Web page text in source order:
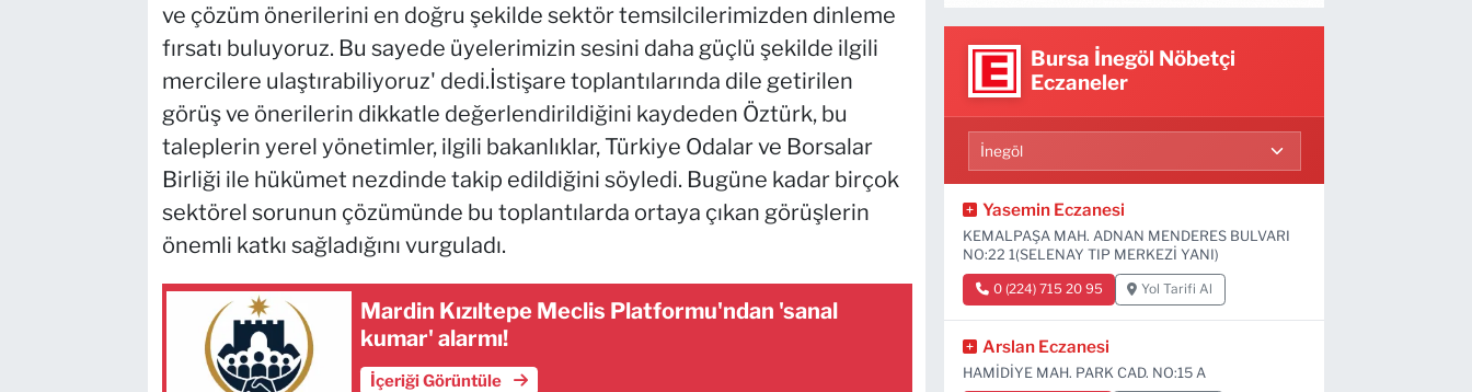
ve çözüm önerilerini en doğru şekilde sektör temsilcilerimizden dinleme
fırsatı buluyoruz. Bu sayede üyelerimizin sesini daha güçlü şekilde ilgili
mercilere ulaştırabiliyoruz' dedi.İstişare toplantılarında dile getirilen
görüş ve önerilerin dikkatle değerlendirildiğini kaydeden Öztürk, bu
taleplerin yerel yönetimler, ilgili bakanlıklar, Türkiye Odalar ve Borsalar
Birliği ile hükümet nezdinde takip edildiğini söyledi. Bugüne kadar birçok
sektörel sorunun çözümünde bu toplantılarda ortaya çıkan görüşlerin
önemli katkı sağladığını vurguladı.
Mardin Kızıltepe Meclis Platformu'ndan 'sanal
kumar' alarmı!
İçeriği Görüntüle
Bursa İnegöl Nöbetçi
Eczaneler
Yasemin Eczanesi
KEMALPAŞA MAH. ADNAN MENDERES BULVARI
NO:22 1(SELENAY TIP MERKEZİ YANI)
0 (224) 715 20 95 Yol Tarifi Al
Arslan Eczanesi
HAMİDİYE MAH. PARK CAD. NO:15 A